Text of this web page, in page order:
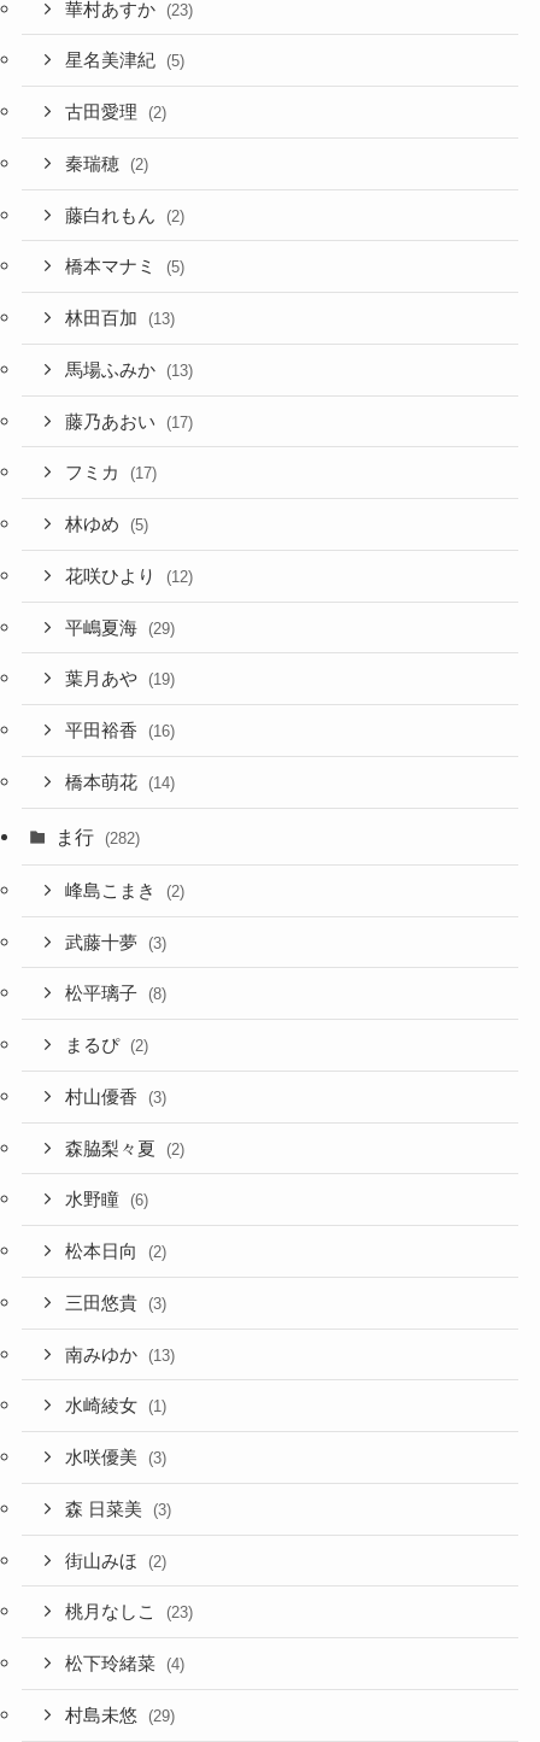
華村あすか (23)
星名美津紀 (5)
古田愛理 (2)
秦瑞穂 (2)
藤白れもん (2)
橋本マナミ (5)
林田百加 (13)
馬場ふみか (13)
藤乃あおい (17)
フミカ (17)
林ゆめ (5)
花咲ひより (12)
平嶋夏海 (29)
葉月あや (19)
平田裕香 (16)
橋本萌花 (14)
ま行 (282)
峰島こまき (2)
武藤十夢 (3)
松平璃子 (8)
まるぴ (2)
村山優香 (3)
森脇梨々夏 (2)
水野瞳 (6)
松本日向 (2)
三田悠貴 (3)
南みゆか (13)
水崎綾女 (1)
水咲優美 (3)
森 日菜美 (3)
街山みほ (2)
桃月なしこ (23)
松下玲緒菜 (4)
村島未悠 (29)